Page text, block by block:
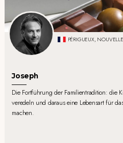
PÉRIGUEUX,
Joseph
Die Fortführung der Familientradition: die
veredeln und daraus eine Lebensart für
machen.